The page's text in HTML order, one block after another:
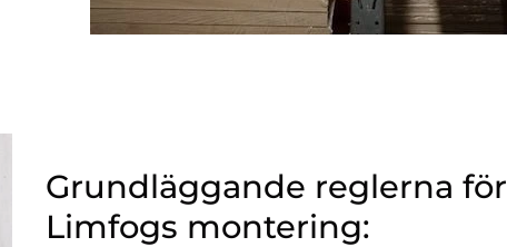
Grundläggande reglerna för
Limfogs montering: